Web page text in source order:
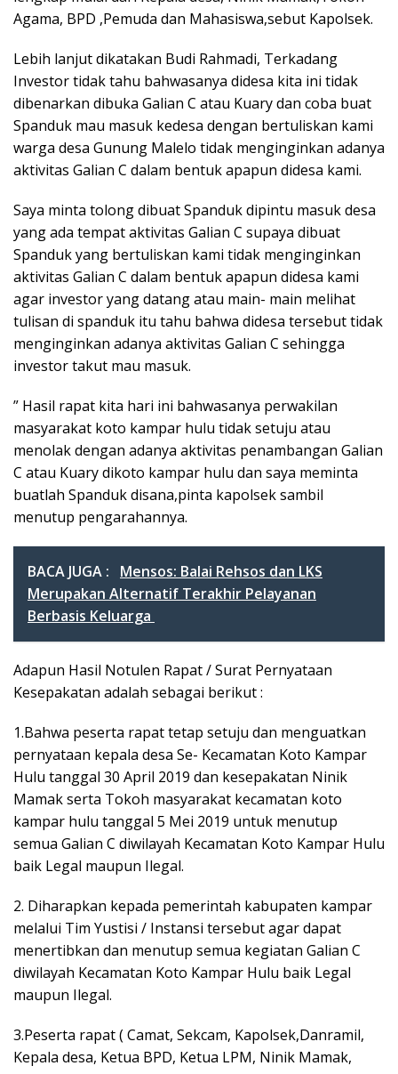
Agama, BPD ,Pemuda dan Mahasiswa,sebut Kapolsek.
Lebih lanjut dikatakan Budi Rahmadi, Terkadang
Investor tidak tahu bahwasanya didesa kita ini tidak
dibenarkan dibuka Galian C atau Kuary dan coba buat
Spanduk mau masuk kedesa dengan bertuliskan kami
warga desa Gunung Malelo tidak menginginkan adanya
aktivitas Galian C dalam bentuk apapun didesa kami.
Saya minta tolong dibuat Spanduk dipintu masuk desa
yang ada tempat aktivitas Galian C supaya dibuat
Spanduk yang bertuliskan kami tidak menginginkan
aktivitas Galian C dalam bentuk apapun didesa kami
agar investor yang datang atau main- main melihat
tulisan di spanduk itu tahu bahwa didesa tersebut tidak
menginginkan adanya aktivitas Galian C sehingga
investor takut mau masuk.
” Hasil rapat kita hari ini bahwasanya perwakilan
masyarakat koto kampar hulu tidak setuju atau
menolak dengan adanya aktivitas penambangan Galian
C atau Kuary dikoto kampar hulu dan saya meminta
buatlah Spanduk disana,pinta kapolsek sambil
menutup pengarahannya.
BACA JUGA :
Mensos: Balai Rehsos dan LKS
Merupakan Alternatif Terakhir Pelayanan
Berbasis Keluarga
Adapun Hasil Notulen Rapat / Surat Pernyataan
Kesepakatan adalah sebagai berikut :
1.Bahwa peserta rapat tetap setuju dan menguatkan
pernyataan kepala desa Se- Kecamatan Koto Kampar
Hulu tanggal 30 April 2019 dan kesepakatan Ninik
Mamak serta Tokoh masyarakat kecamatan koto
kampar hulu tanggal 5 Mei 2019 untuk menutup
semua Galian C diwilayah Kecamatan Koto Kampar Hulu
baik Legal maupun Ilegal.
2. Diharapkan kepada pemerintah kabupaten kampar
melalui Tim Yustisi / Instansi tersebut agar dapat
menertibkan dan menutup semua kegiatan Galian C
diwilayah Kecamatan Koto Kampar Hulu baik Legal
maupun Ilegal.
3.Peserta rapat ( Camat, Sekcam, Kapolsek,Danramil,
Kepala desa, Ketua BPD, Ketua LPM, Ninik Mamak,